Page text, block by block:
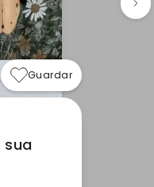
Guardar